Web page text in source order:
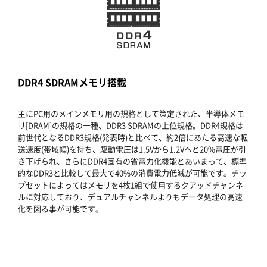
DDR4 SDRAMメモリ搭載
主にPC用のメインメモリ用の規格として策定された、半導体メモ
リ[DRAM]の規格の一種、DDR3 SDRAMの上位規格。DDR4規格は
前世代となるDDR3規格(発表時)と比べて、約2倍にあたる高速な転
送速度(帯域幅)を持ち、駆動電圧は1.5Vから1.2Vへと20%電圧が引
き下げられ、さらにDDR4固有の省電力化機能とあいまって、標準
的なDDR3と比較して最大で40%の消費電力低減が可能です。チッ
プセットによってはメモリを4枚1組で使用するクアッドチャンネ
ルに対応しており、デュアルチャンネルよりもデータ処理の高速
化を図る事が可能です。